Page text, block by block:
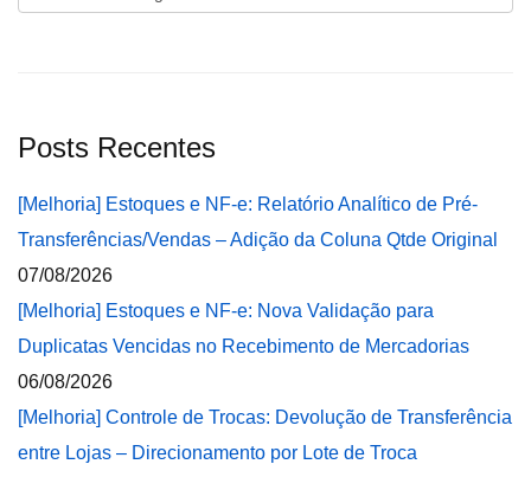
Posts Recentes
[Melhoria] Estoques e NF-e: Relatório Analítico de Pré-
Transferências/Vendas – Adição da Coluna Qtde Original
07/08/2026
[Melhoria] Estoques e NF-e: Nova Validação para
Duplicatas Vencidas no Recebimento de Mercadorias
06/08/2026
[Melhoria] Controle de Trocas: Devolução de Transferência
entre Lojas – Direcionamento por Lote de Troca